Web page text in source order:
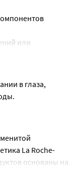
или
в глаза,
La Roche-
основаны на